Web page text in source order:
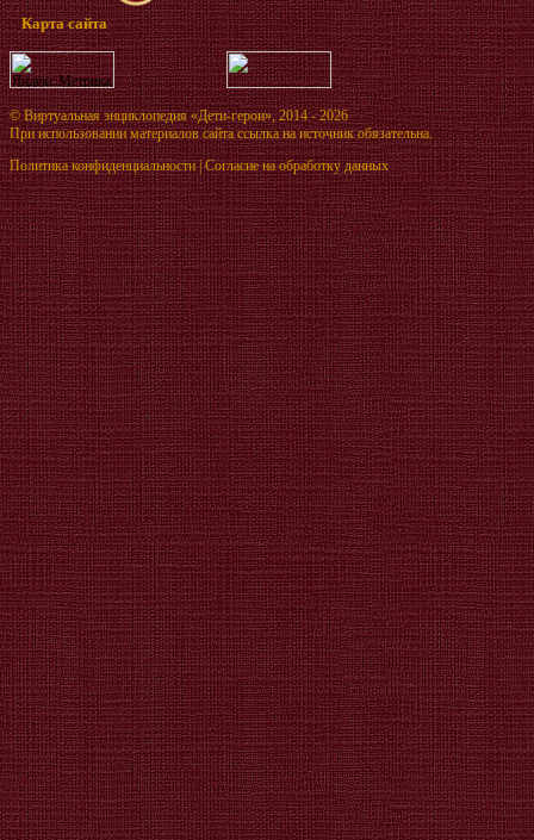
Карта сайта
©Виртуальная энциклопедия «Дети-герои», 2014 - 2026
При использовании материалов сайта ссылка на источник обязательна.
Политика конфиденциальности|Согласие на обработку данных